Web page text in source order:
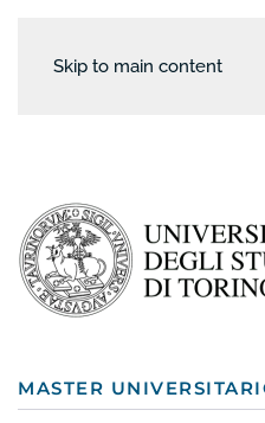
Skip to main content
MASTER